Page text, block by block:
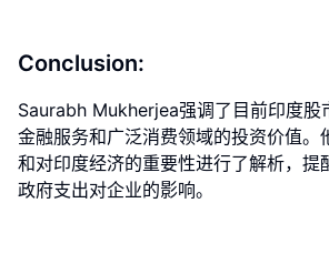
Conclusion:
Saurabh Mukherjea强调了目前印度股
金融服务和广泛消费领域的投资价值。
和对印度经济的重要性进行了解析，提
政府支出对企业的影响。